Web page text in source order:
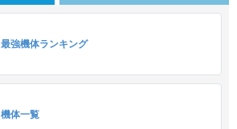
最強機体ランキング
機体一覧